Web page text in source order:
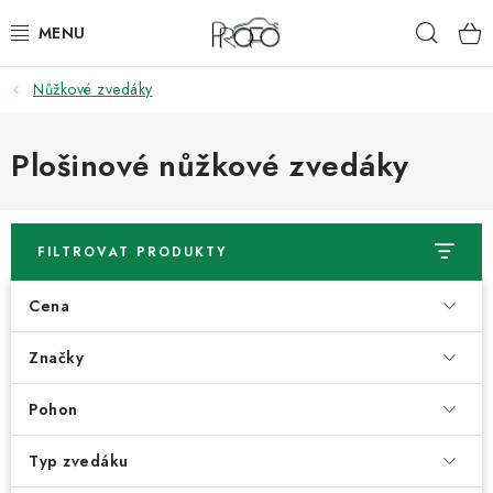
na
ZVEDÁKY
ZOUVAČKY
KLIMATIZACE
OLEJE A KAPALINY
Nůžkové zvedáky
Plošinové nůžkové zvedáky
FILTROVAT PRODUKTY
Cena
Značky
Pohon
Typ zvedáku